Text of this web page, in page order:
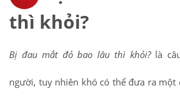
thì khỏi?
Bị đau mắt đỏ bao lâu thì khỏi?là
người, tuy nhiên khó có thể đưa ra một